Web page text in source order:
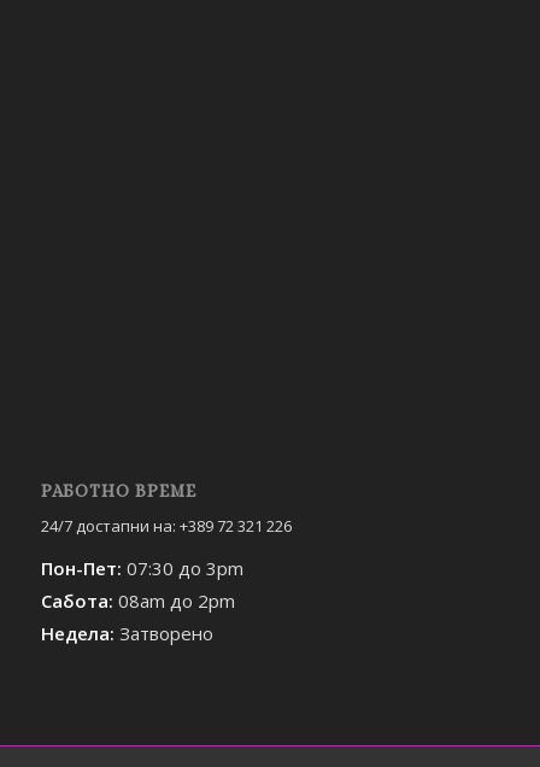
РАБОТНО ВРЕМЕ
24/7 достапни на: +389 72 321 226
Пон-Пет: 07:30 до 3pm
Сабота: 08am до 2pm
Недела: Затворено